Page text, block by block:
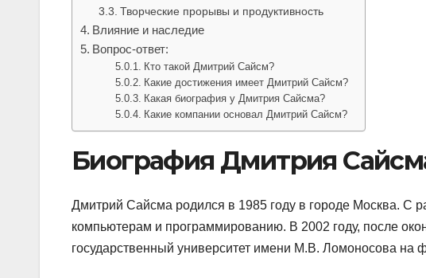
Творческие прорывы и продуктивность
Влияние и наследие
Вопрос-ответ:
Кто такой Дмитрий Сайсм?
Какие достижения имеет Дмитрий Сайсм?
Какая биография у Дмитрия Сайсма?
Какие компании основал Дмитрий Сайсм?
Биография Дмитрия
Дмитрий Сайсма родился в 1985 году в городе Москва. С
компьютерам и программированию. В 2002 году, после
государственный университет имени М.В. Ломоносова на